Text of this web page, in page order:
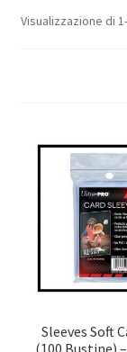
Accessori
Deck Box
One Touch
Teche in
Visualizzazione di
Sleeves Soft
(100 Bustine)